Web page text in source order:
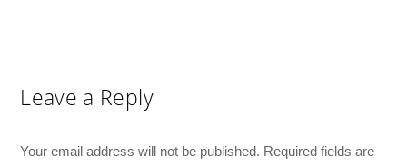
Leave a Reply
Your email address will not be published. Required fields are